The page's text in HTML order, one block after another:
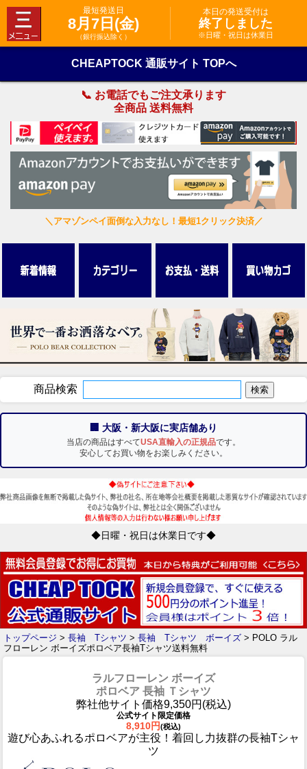
最短発送日
8月7日(金)
（銀行振込除く）
本日の発送受付は
終了しました
※日曜・祝日は休業日
CHEAPTOCK 通販サイト TOPへ
📞 お電話でもご注文承ります
全商品 送料無料
＼アマゾンペイ面倒な入力なし！最短1クリック決済／
商品検索
🏢 大阪・新大阪に実店舗あり
当店の商品はすべてUSA直輸入の正規品です。
安心してお買い物をお楽しみください。
◆日曜・祝日は休業日です◆
トップページ > 長袖 Tシャツ > 長袖 Tシャツ ボーイズ > POLO ラル
フローレン ボーイズポロベア長袖Tシャツ送料無料
ラルフローレン ボーイズ
ポロベア 長袖 Ｔシャツ
弊社他サイト価格9,350円(税込)
公式サイト限定価格
8,910円(税込)
遊び心あふれるポロベアが主役！着回し力抜群の長袖Tシャ
ツ